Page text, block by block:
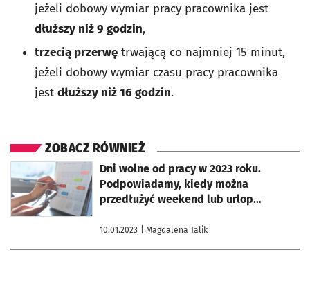
jeżeli dobowy wymiar pracy pracownika jest
dłuższy niż 9 godzin,
trzecią przerwę trwającą co najmniej 15 minut,
jeżeli dobowy wymiar czasu pracy pracownika
jest dłuższy niż 16 godzin.
ZOBACZ RÓWNIEŻ
Dni wolne od pracy w 2023 roku.
Podpowiadamy, kiedy można
przedłużyć weekend lub urlop
10.01.2023 | Magdalena Talik
otworzy się w nowej karcie